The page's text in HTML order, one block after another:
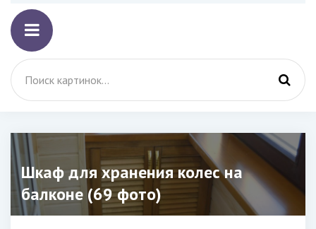
Шкаф для хранения колес на
балконе (69 фото)